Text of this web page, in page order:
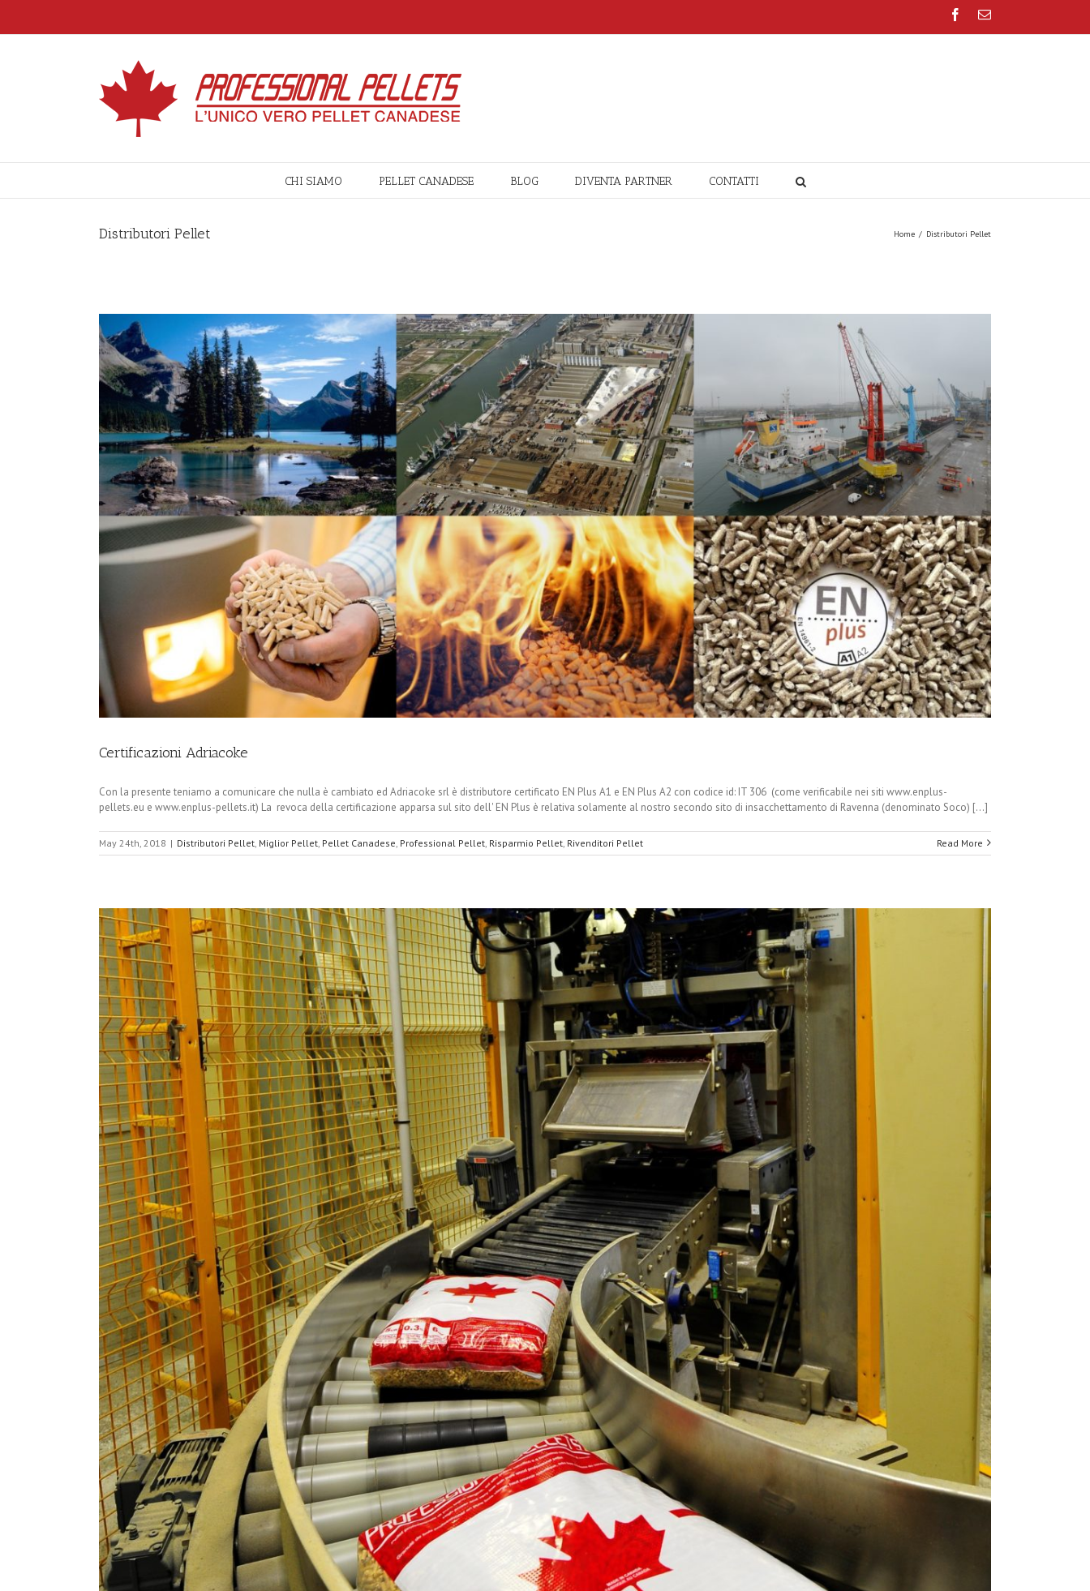
Facebook
Email
CHI SIAMO PELLET CANADESE BLOG DIVENTA PARTNER CONTATTI
Distributori Pellet Home / Distributori Pellet
Certificazioni Adriacoke
Con la presente teniamo a comunicare che nulla è cambiato ed Adriacoke srl è distributore certificato EN Plus A1 e EN Plus A2 con codice id: IT 306 (come verificabile nei siti www.enplus-
pellets.eu e www.enplus-pellets.it) La revoca della certificazione apparsa sul sito dell' EN Plus è relativa solamente al nostro secondo sito di insacchettamento di Ravenna (denominato Soco) [...]
May 24th, 2018 | Distributori Pellet Miglior Pellet Pellet Canadese Professional Pellet Risparmio Pellet Rivenditori Pellet Read More